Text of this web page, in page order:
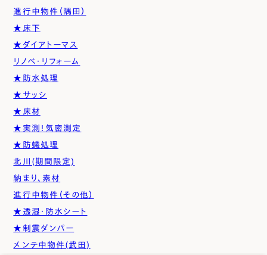
進行中物件（隅田）
★床下
★ダイアトーマス
リノベ・リフォーム
★防水処理
★サッシ
★床材
★実測！気密測定
★防蟻処理
北川(期間限定)
納まり、素材
進行中物件（その他）
★透湿・防水シート
★制震ダンパー
メンテ中物件(武田)